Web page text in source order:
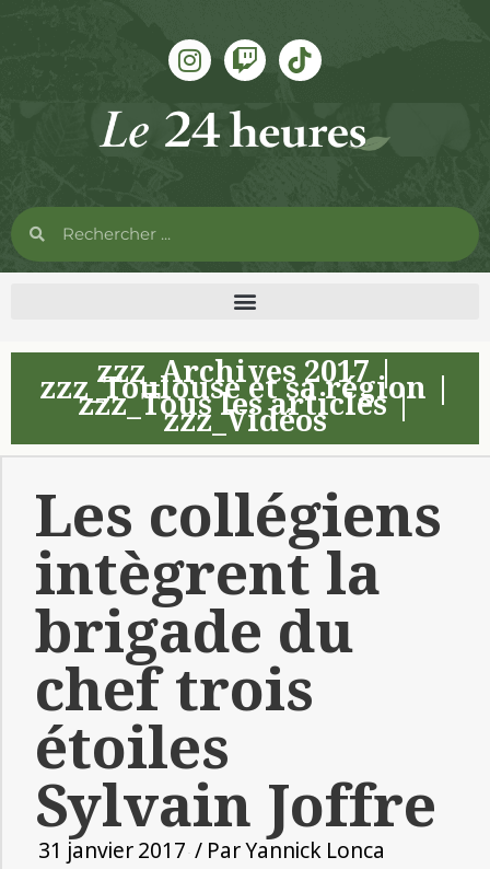
zzz_Archives 2017|
zzz_Toulouse et sa région
zzz_Tous les articles|
zzz_Vidéos
Les collégiens
intègrent la
brigade du
chef trois
étoiles
Sylvain Joffre
31 janvier 2017 / ParYannick Lonca